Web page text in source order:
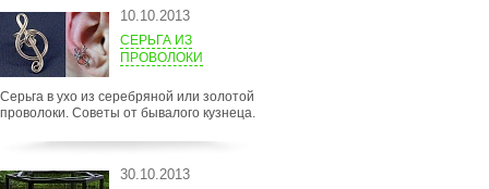
10.10.2013
СЕРЬГА ИЗ
ПРОВОЛОКИ
Серьга в ухо из серебряной или золотой
проволоки. Советы от бывалого кузнеца.
30.10.2013